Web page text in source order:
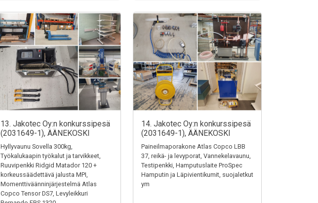
13. Jakotec Oy:n konkurssipesä
(2031649-1), ÄÄNEKOSKI
Hyllyvaunu Sovella 300kg,
Työkalukaapin työkalut ja tarvikkeet,
Ruuvipenkki Ridgid Matador 120 +
korkeussäädettävä jalusta MPI,
Momenttiväänninjärjestelmä Atlas
Copco Tensor DS7, Levyleikkuri
14. Jakotec Oy:n konkurssipesä
(2031649-1), ÄÄNEKOSKI
Paineilmaporakone Atlas Copco LBB
37, reikä- ja levyporat, Vannekelavaunu,
Testipenkki, Hamputuslaite ProSpec
Hamputin ja Läpivientikumit, suojaletkut
ym